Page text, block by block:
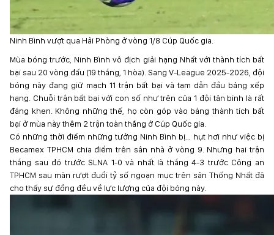
Ninh Bình vượt qua Hải Phòng ở vòng 1/8 Cúp Quốc gia.
Mùa bóng trước, Ninh Bình vô địch giải hạng Nhất với thành tích bất
bại sau 20 vòng đấu (19 thắng, 1 hòa). Sang V-League 2025-2026, đội
bóng này đang giữ mạch 11 trận bất bại và tạm dẫn đầu bảng xếp
hạng. Chuỗi trận bất bại với con số như trên của 1 đội tân binh là rất
đáng khen. Không những thế, họ còn góp vào bảng thành tích bất
bại ở mùa này thêm 2 trận toàn thắng ở Cúp Quốc gia.
Có những thời điểm những tưởng Ninh Bình bị… hụt hơi như việc bị
Becamex TPHCM chia điểm trên sân nhà ở vòng 9. Nhưng hai trận
thắng sau đó trước SLNA 1-0 và nhất là thắng 4-3 trước Công an
TPHCM sau màn rượt đuổi tỷ số ngoạn mục trên sân Thống Nhất đã
cho thấy sự đồng đều về lực lượng của đội bóng này.